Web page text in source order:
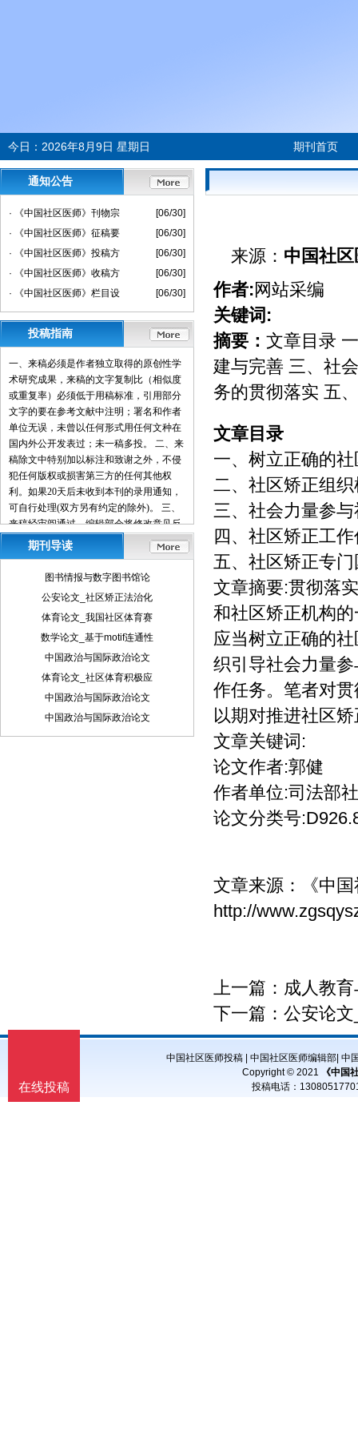
今日： 2026年8月9日 星期日 期刊首页
通知公告
· 《中国社区医师》刊物宗
[06/30]
· 《中国社区医师》征稿要
[06/30]
· 《中国社区医师》投稿方
[06/30]
· 《中国社区医师》收稿方
[06/30]
· 《中国社区医师》栏目设
[06/30]
投稿指南
一、来稿必须是作者独立取得的原创性学
术研究成果，来稿的文字复制比（相似度
或重复率）必须低于用稿标准，引用部分
文字的要在参考文献中注明；署名和作者
单位无误，未曾以任何形式用任何文种在
国内外公开发表过；未一稿多投。 二、来
稿除文中特别加以标注和致谢之外，不侵
犯任何版权或损害第三方的任何其他权
利。如果20天后未收到本刊的录用通知，
可自行处理(双方另有约定的除外)。 三、
来稿经审阅通过，编辑部会将修改意见反
馈给您，您应在收到通知7天内提交修改
稿。作者享有引用和复制该文的权利及著
作权法的其它权利。 四、一般来说，4500
文章，不能说清问题，很难保证学术质
量，本刊恕不受理。 五、论文格式及要
素：标题、作者、工作单位全称(院系处
室)、摘要、关键词、正文、注释、参考文
查看参考文献格式示例)、作者简介(100字
内)、联系方式(通信地址、邮编、电话、
电子信箱)。 六、处理流程：（1） 通过电
权，但仅限于不违背作者原意的技术性调
整。如必须进行重大改动的，编辑部有义
提出意见由作者自己修改。（4）作品在
《文教资料》发表后，作者同意其电子版
期刊导读
图书情报与数字图书馆论
公安论文_社区矫正法治化
体育论文_我国社区体育赛
数学论文_基于motif连通性
中国政治与国际政治论文
体育论文_社区体育积极应
中国政治与国际政治论文
中国政治与国际政治论文
来源： 中国社
作者:网站采编
关键词:
摘要： 文章目录
建与完善 三、社
务的贯彻落实 五
文章目录
一、树立正确的
二、社区矫正组
三、社会力量参
四、社区矫正工
五、社区矫正专
文章摘要:贯彻落
和社区矫正机构
应当树立正确的
织引导社会力量
作任务。笔者对
以期对推进社区
文章关键词:
论文作者:郭健
作者单位:司法部
论文分类号
文章来源：
《中
http://
上一篇： 成人教
下一篇： 公安论文
中国社区医师投稿| 中国社区医师编辑部| 中
Copyright © 2021
《中国
投稿电话：
在线投稿